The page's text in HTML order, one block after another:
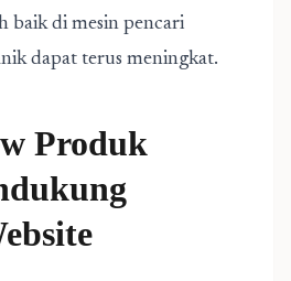
baik di mesin pencari
dapat terus meningkat.
Produk